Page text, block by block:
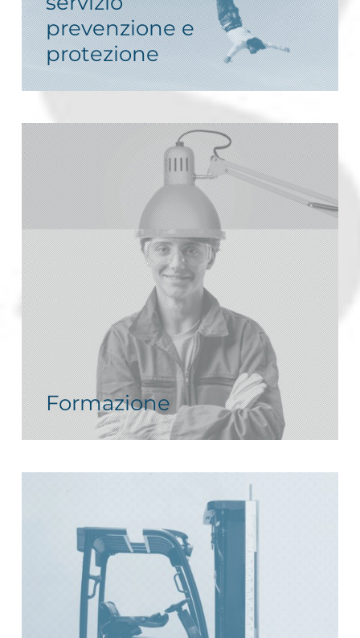
prevenzione e
protezione
Formazione